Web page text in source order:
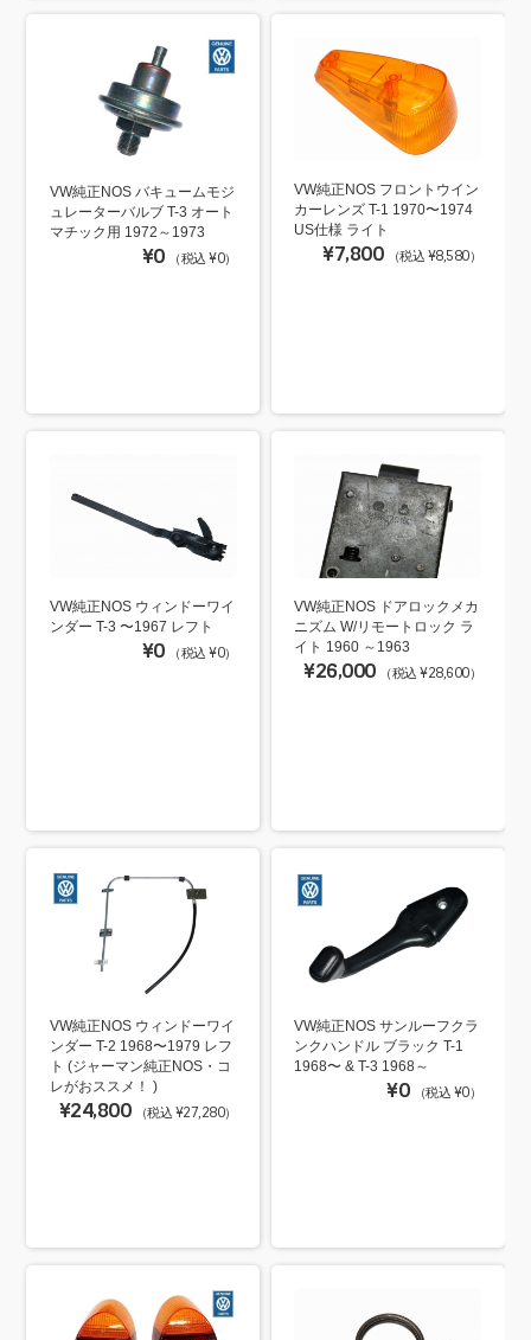
VW純正NOS バキュームモジ
ュレーターバルブ T-3 オート
マチック用 1972～1973
¥0 （税込 ¥0）
VW純正NOS フロントウイン
カーレンズ T-1 1970〜1974
US仕様 ライト
¥7,800 （税込 ¥8,580）
VW純正NOS ウィンドーワイ
ンダー T-3 〜1967 レフト
¥0 （税込 ¥0）
VW純正NOS ドアロックメカ
ニズム W/リモートロック ラ
イト 1960 ～1963
¥26,000 （税込 ¥28,600）
VW純正NOS ウィンドーワイ
ンダー T-2 1968〜1979 レフ
ト (ジャーマン純正NOS・コ
レがおススメ！ )
¥24,800 （税込 ¥27,280）
VW純正NOS サンルーフクラ
ンクハンドル ブラック T-1
1968〜 & T-3 1968～
¥0 （税込 ¥0）